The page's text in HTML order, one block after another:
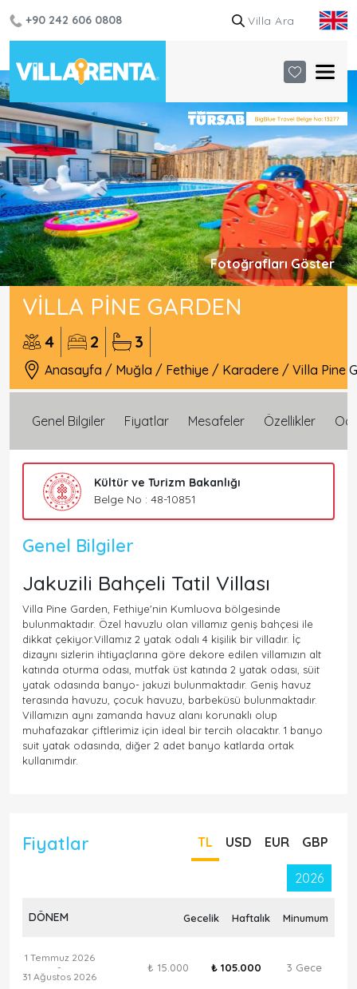
+90 242 606 0808
Fotoğrafları Göster
VILLA PINE GARDEN
4 2 3
Anasayfa / Muğla / Fethiye / Karadere / Villa Pine
Genel Bilgiler Fiyatlar Mesafeler Özellikler
Kültür ve Turizm Bakanlığı
Belge No : 48-10851
Genel Bilgiler
Jakuzili Bahçeli Tatil Villası
Villa Pine Garden, Fethiye'nin Kumluova bölgesinde
bulunmaktadır. Özel havuzlu olan villamız geniş bahçesi ile
dikkat çekiyor.Villamız 2 yatak odalı 4 kişilik bir villadır. İç
dizaynı sizlerin ihtiyaçlarına göre dekore edilen villamızın alt
katında oturma odası, mutfak üst katında 2 yatak odası, süit
yatak odasında banyo- jakuzi bulunmaktadır. Geniş havuz
terasında havuzu, çocuk havuzu, barbeküsü bulunmaktadır.
Villamızın aynı zamanda havuz alanı korunaklı olup
muhafazakar çiftlerimiz için ideal bir tercih olacaktır. 1 banyo
suit yatak odasında, diğer 2 adet banyo katlarda ortak
kullanımdır.
Fiyatlar TL USD EUR GBP
2026
DÖNEM Gecelik Haftalık Minumum
1 Temmuz 2026
-
31 Ağustos 2026
₺ 15.000 ₺ 105.000 3 Gece